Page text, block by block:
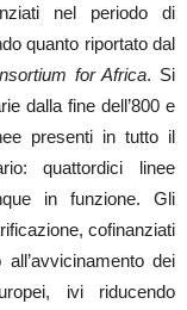
nel periodo di
quanto riportato dal
for Africa. Si
dalla fine dell’800 e
presenti in tutto il
quattordici linee
in funzione. Gli
cofinanziati
dei
ivi riducendo